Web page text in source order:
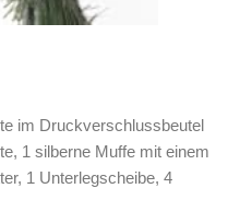
im Druckverschlussbeutel
1 silberne Muffe mit einem
1 Unterlegscheibe, 4